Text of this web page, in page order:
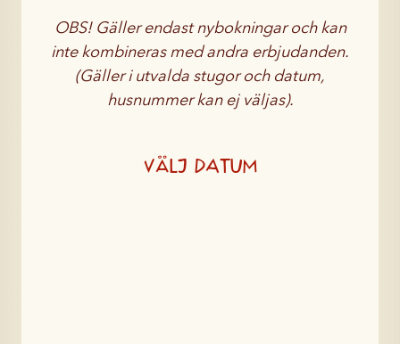
OBS! Gäller endastnybokningaroch kan
inte kombineras med andra erbjudanden.
(Gäller i utvalda stugor och datum,
husnummer kan ej väljas).
Välj datum